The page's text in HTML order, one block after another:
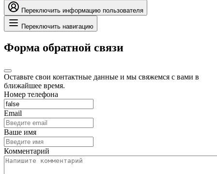
Переключить информацию пользователя
Переключить навигацию
Форма обратной связи
Оставьте свои контактные данные и мы свяжемся с вами в
ближайшее время.
Номер телефона
Email
Ваше имя
Комментарий